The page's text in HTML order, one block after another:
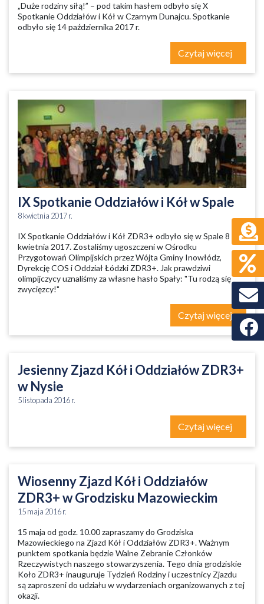
„Duże rodziny siłą!” – pod takim hasłem odbyło się X
Spotkanie Oddziałów i Kół w Czarnym Dunajcu. Spotkanie
odbyło się 14 października 2017 r.
Czytaj więcej
IX Spotkanie Oddziałów i Kół w Spale
8 kwietnia 2017 r.
IX Spotkanie Oddziałów i Kół ZDR3+ odbyło się w Spale 8
kwietnia 2017. Zostaliśmy ugoszczeni w Ośrodku
Przygotowań Olimpijskich przez Wójta Gminy Inowłódz,
Dyrekcję COS i Oddział Łódzki ZDR3+. Jak prawdziwi
olimpijczycy uznaliśmy za własne hasło Spały: "Tu rodzą się
zwycięzcy!"
Czytaj więcej
Jesienny Zjazd Kół i Oddziałów ZDR3+
w Nysie
5 listopada 2016 r.
Czytaj więcej
Wiosenny Zjazd Kół i Oddziałów
ZDR3+ w Grodzisku Mazowieckim
15 maja 2016 r.
15 maja od godz. 10.00 zapraszamy do Grodziska
Mazowieckiego na Zjazd Kół i Oddziałów ZDR3+. Ważnym
punktem spotkania będzie Walne Zebranie Członków
Rzeczywistych naszego stowarzyszenia. Tego dnia grodziskie
Koło ZDR3+ inauguruje Tydzień Rodziny i uczestnicy Zjazdu
są zaproszeni do udziału w wydarzeniach organizowanych z tej
okazji.